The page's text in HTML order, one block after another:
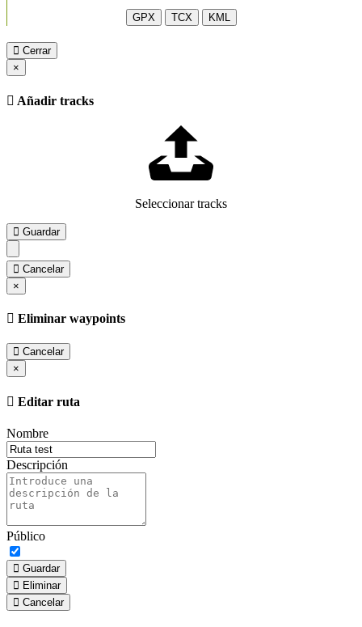
GPX TCX KML
Cerrar
×
Añadir tracks
Seleccionar tracks
Guardar
Cancelar
×
Eliminar waypoints
Cancelar
×
Editar ruta
Nombre
Descripción
Público
Guardar
Eliminar
Cancelar